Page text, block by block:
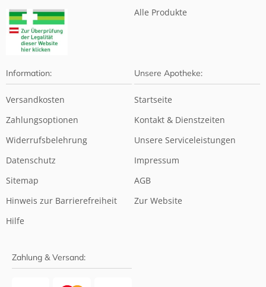
Alle Produkte
Information:
Versandkosten
Zahlungsoptionen
Widerrufsbelehrung
Datenschutz
Sitemap
Hinweis zur Barrierefreiheit
Hilfe
Unsere Apotheke:
Startseite
Kontakt & Dienstzeiten
Unsere Serviceleistungen
Impressum
AGB
Zur Website
Zahlung & Versand: